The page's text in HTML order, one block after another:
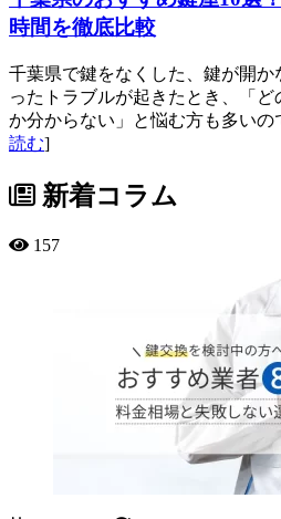
時間を徹底比較
千葉県で鍵をなくした、鍵が開
ったトラブルが起きたとき、「
か分からない」と悩む方も多い
読む]
新着コラム
157